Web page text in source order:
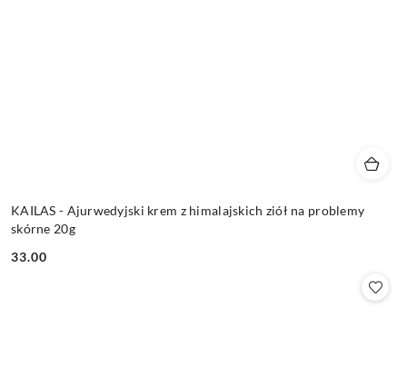
KAILAS - Ajurwedyjski krem z himalajskich ziół na problemy
skórne 20g
Cena:
33.00